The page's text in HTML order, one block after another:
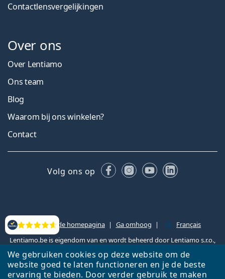
We gebruiken cookies op deze website om de
website goed te laten functioneren en je de beste
ervaring te bieden. Door verder gebruik te maken
Beoordelingen
Contactlensvergelijkingen
Over ons
Over Lentiamo
Ons team
Blog
Waarom bij ons winkelen?
Contact
Volg ons op FacebookInstagram
YouTubeLinkedIn
Terug naar de homepagina Ga omhoog
Français
Lentiamo.be is eigendom van en wordt beheerd door Lentiamo s.r.o.,